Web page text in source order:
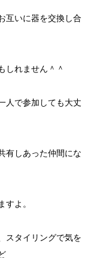
互いに器を交換し合
しれません＾＾
人で参加しても大丈
有しあった仲間にな
よ。
スタイリングで気を